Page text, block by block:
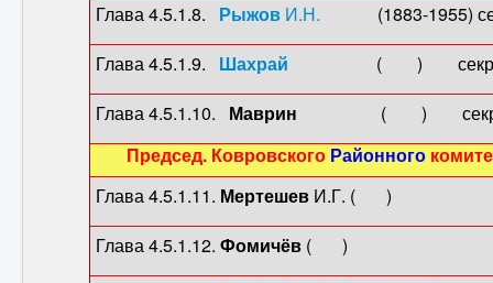
Глава 4.5.1.8. Рыжов И.Н. (1883-1955)
Глава 4.5.1.9. Шахрай
( ) секр.
Глава 4.5.1.10. Маврин ( ) секр.
Председ. Ковровского Районного
Глава 4.5.1.11. Мертешев И.Г. ( ) секр.
Глава 4.5.1.12. Фомичёв ( ) секр. РК